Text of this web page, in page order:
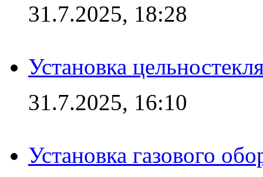
31.7.2025, 18:28
Установка
31.7.2025, 16:10
Установка газового